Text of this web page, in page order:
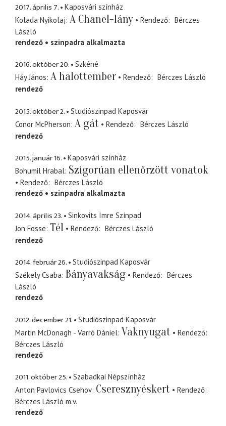
2017. április 7.
Kaposvári színház
Kolada Nyikolaj A Chanel-lány Rendező
Bérczes
László
rendező
szinpadra alkalmazta
2016. október 20.
Szkéné
Háy János A halottember Rendező
Bérczes László
rendező
2015. október 2.
Studiószinpad Kaposvár
Conor McPherson A gát Rendező
Bérczes László
rendező
2015. január 16.
Kaposvári színház
Bohumil Hrabal Szigorúan ellenőrzött vonatok
Rendező
Bérczes László
rendező
szinpadra alkalmazta
2014. április 23.
Sinkovits Imre Színpad
Jon Fosse Tél Rendező
Bérczes László
rendező
2014. február 26.
Studiószinpad Kaposvár
Székely Csaba Bányavakság Rendező
Bérczes
László
rendező
2012. december 21.
Studiószinpad Kaposvár
Martin McDonagh - Varró Dániel Vaknyugat
Rendező
Bérczes László
rendező
2011. október 25.
Szabadkai Népszínház
Anton Pavlovics Csehov Cseresznyéskert
Rendező
Bérczes László m.v.
rendező